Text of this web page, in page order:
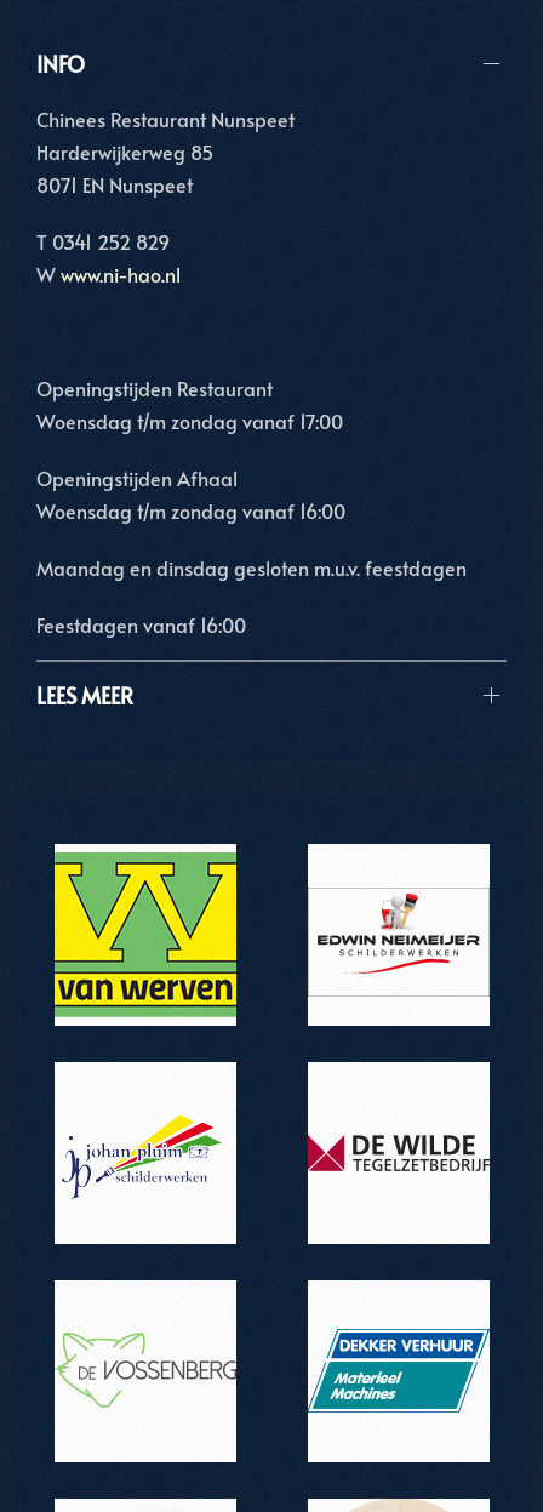
INFO
Chinees Restaurant Nunspeet
Harderwijkerweg 85
8071 EN Nunspeet
T 0341 252 829
Wwww.ni-hao.nl
Openingstijden Restaurant
Woensdag t/m zondag vanaf 17:00
Openingstijden Afhaal
Woensdag t/m zondag vanaf 16:00
Maandag en dinsdag gesloten m.u.v. feestdagen
Feestdagen vanaf 16:00
LEES MEER